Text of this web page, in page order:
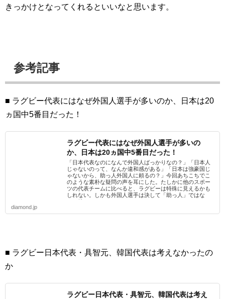
きっかけとなってくれるといいなと思います。
参考記事
■ ラグビー代表にはなぜ外国人選手が多いのか、日本は20
ヵ国中5番目だった！
ラグビー代表にはなぜ外国人選手が多いの
か、日本は20ヵ国中5番目だった！
「日本代表なのになんで外国人ばっかりなの？」「日本人
じゃないのって、なんか違和感がある」「日本は強豪国じ
ゃないから、助っ人外国人に頼るの？」今回あちこちでこ
のような素朴な疑問の声を耳にした。たしかに他のスポー
ツの代表チームに比べると、ラグビーは特殊に見えるかも
しれない。しかも外国人選手は決して「助っ人」ではな
い。彼らは...
diamond.jp
■ ラグビー日本代表・具智元、韓国代表は考えなかったの
か
ラグビー日本代表・具智元、韓国代表は考え